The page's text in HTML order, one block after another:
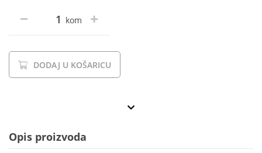
kom
DODAJ U KOŠARICU
Opis proizvoda